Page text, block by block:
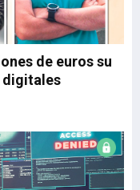
de euros su
digitales